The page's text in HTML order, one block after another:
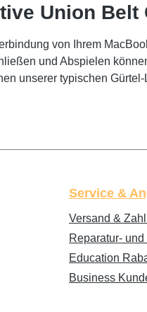
Union Belt
von Ihrem
und Abspielen
unserer typischen
Service &
Versand &
Reparatur-
Education
Business